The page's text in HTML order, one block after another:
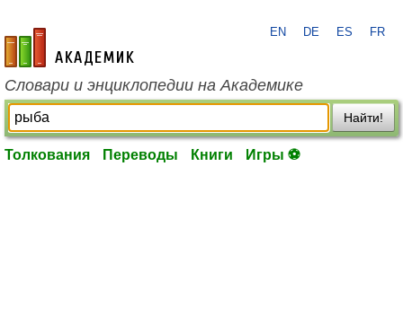
academic.ru
EN DE ES FR
Словари и энциклопедии на Академике
Найти!
Толкования Переводы Книги Игры ⚽